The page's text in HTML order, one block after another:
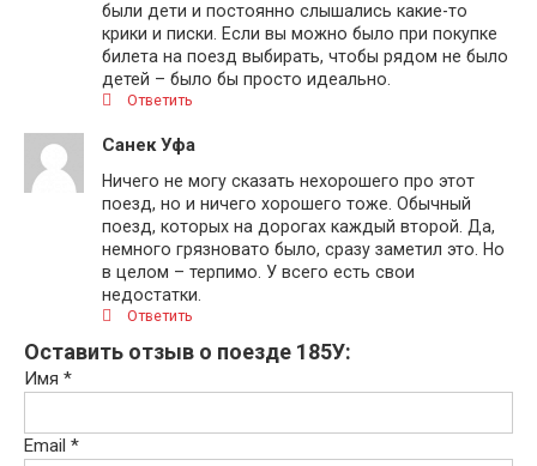
были дети и постоянно слышались какие-то
крики и писки. Если вы можно было при покупке
билета на поезд выбирать, чтобы рядом не было
детей – было бы просто идеально.
Ответить
Санек Уфа
Ничего не могу сказать нехорошего про этот
поезд, но и ничего хорошего тоже. Обычный
поезд, которых на дорогах каждый второй. Да,
немного грязновато было, сразу заметил это. Но
в целом – терпимо. У всего есть свои
недостатки.
Ответить
Оставить отзыв о поезде 185У:
Имя *
Email *